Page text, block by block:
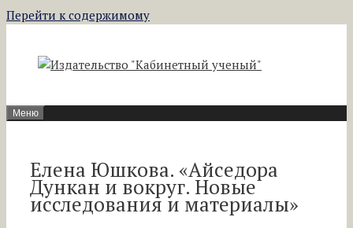
Перейти к содержимому
Меню
Елена Юшкова. «Айседора
Дункан и вокруг. Новые
исследования и материалы»